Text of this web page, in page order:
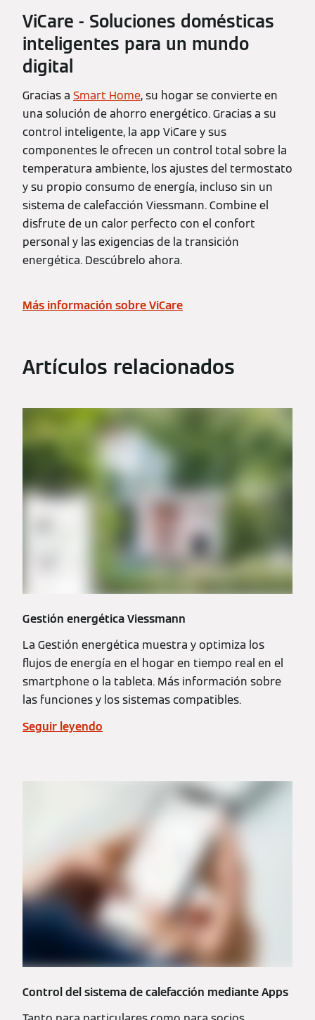
ViCare - Soluciones domésticas
inteligentes para un mundo
digital
Gracias a Smart Home, su hogar se convierte en
una solución de ahorro energético. Gracias a su
control inteligente, la app ViCare y sus
componentes le ofrecen un control total sobre la
temperatura ambiente, los ajustes del termostato
y su propio consumo de energía, incluso sin un
sistema de calefacción Viessmann. Combine el
disfrute de un calor perfecto con el confort
personal y las exigencias de la transición
energética. Descúbrelo ahora.
Más información sobre ViCare
Artículos relacionados
Gestión energética Viessmann
La Gestión energética muestra y optimiza los
flujos de energía en el hogar en tiempo real en el
smartphone o la tableta. Más información sobre
las funciones y los sistemas compatibles.
Seguir leyendo
Control del sistema de calefacción mediante Apps